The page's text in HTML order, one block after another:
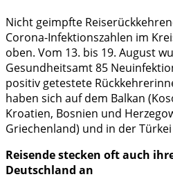
Nicht geimpfte
Corona-Infektionszahlen im
oben. Vom 13. bis 19. August
Gesundheitsamt 85
positiv getestete
haben sich auf dem Balkan
Kroatien, Bosnien und
Griechenland) und in der
Reisende stecken oft auch
Deutschland an